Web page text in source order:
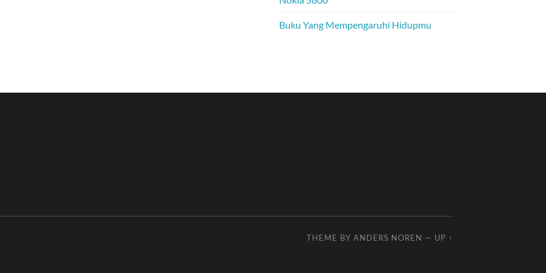
Buku Yang Mempengaruhi Hidupmu
THEME BY ANDERS NOREN — UP ↑